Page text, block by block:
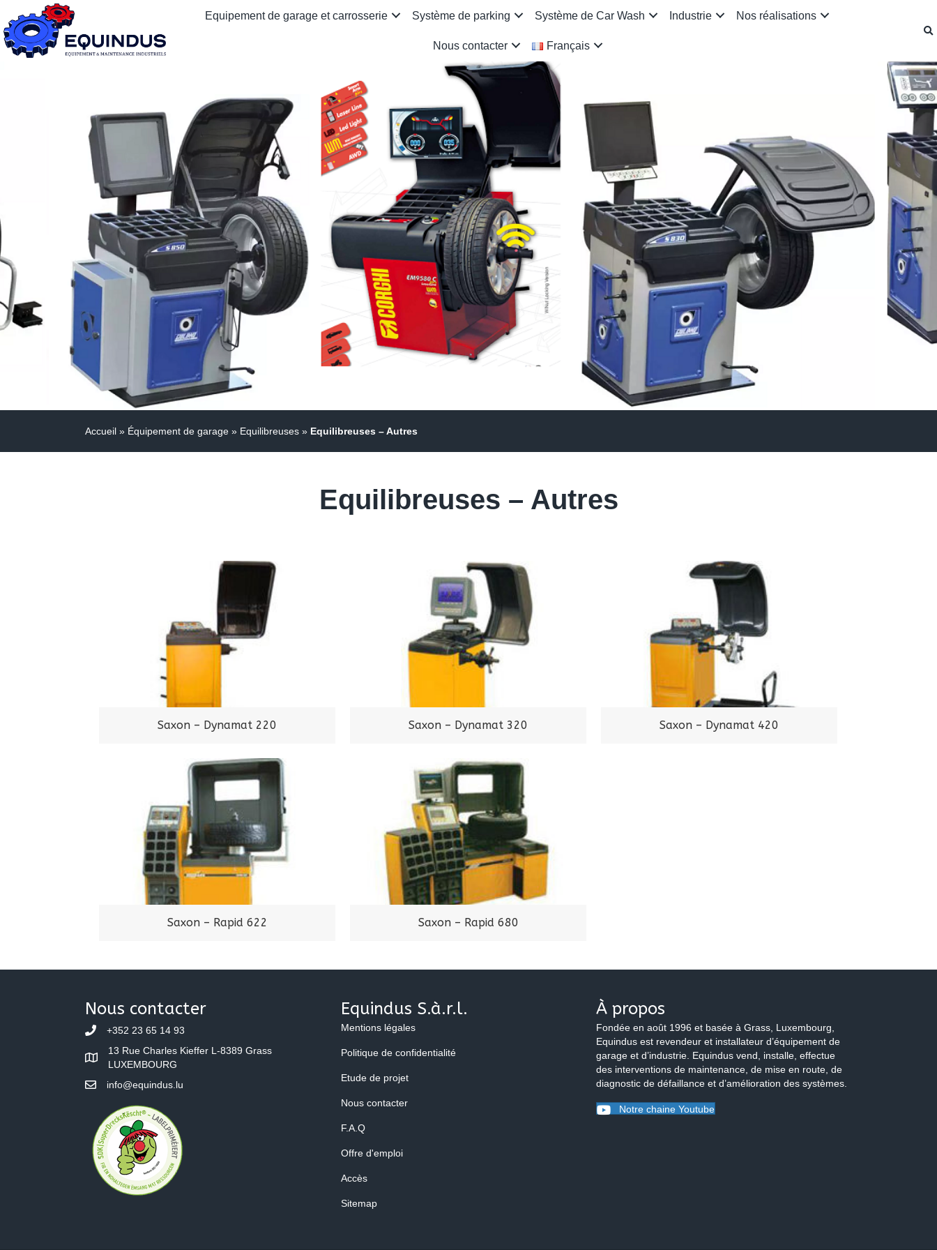
Equipement de garage et carrosserie Système de parking Système de Car Wash Industrie Nos réalisations
Nous contacter Français
Accueil » Équipement de garage » Equilibreuses » Equilibreuses – Autres
Equilibreuses – Autres
Saxon – Dynamat 220 Saxon – Dynamat 320 Saxon – Dynamat 420
Saxon – Rapid 622 Saxon – Rapid 680
Nous contacter
+352 23 65 14 93
13 Rue Charles Kieffer L-8389 Grass
LUXEMBOURG
info@equindus.lu
Equindus S.à.r.l.
Mentions légales
Politique de confidentialité
Etude de projet
Nous contacter
F.A.Q
Offre d'emploi
Accès
Sitemap
À propos
Fondée en août 1996 et basée à Grass, Luxembourg,
Equindus est revendeur et installateur d’équipement de
garage et d’industrie. Equindus vend, installe, effectue
des interventions de maintenance, de mise en route, de
diagnostic de défaillance et d’amélioration des systèmes.
Notre chaine Youtube